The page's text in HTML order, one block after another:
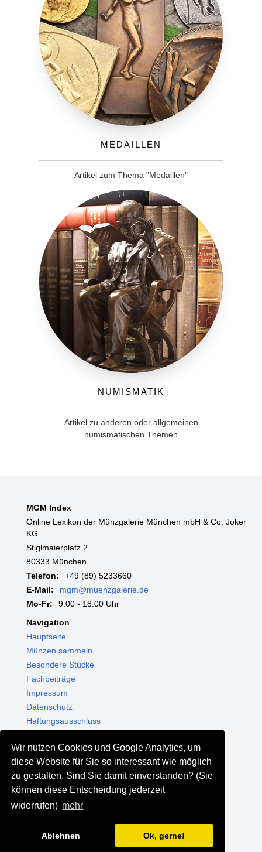
Wir nutzen Cookies und Google Analytics, um
diese Website für Sie so interessant wie möglich
zu gestalten. Sind Sie damit einverstanden? (Sie
können diese Entscheidung jederzeit
widerrufen) mehr
Ablehnen Ok, gerne!
Medaillen
Artikel zum Thema "Medaillen"
Numismatik
Artikel zu anderen oder allgemeinen
numismatischen Themen
MGM Index
Online Lexikon der Münzgalerie München mbH & Co. Joker
KG
Stiglmaierplatz 2
80333 München
Telefon:
+49 (89) 5233660
E-Mail:
mgm@muenzgalerie.de
Mo-Fr:
9:00 - 18:00 Uhr
Navigation
Hauptseite
Münzen sammeln
Besondere Stücke
Fachbeiträge
Impressum
Datenschutz
Haftungsausschluss
Shop - Online kaufen
Münzgalerie München
MGM Schmuck
MGM Pfand